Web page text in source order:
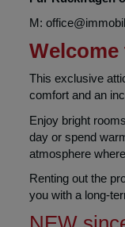
M:
Welcome
This exclusive
comfort and an
Enjoy bright
day or spend
atmosphere
Renting out the